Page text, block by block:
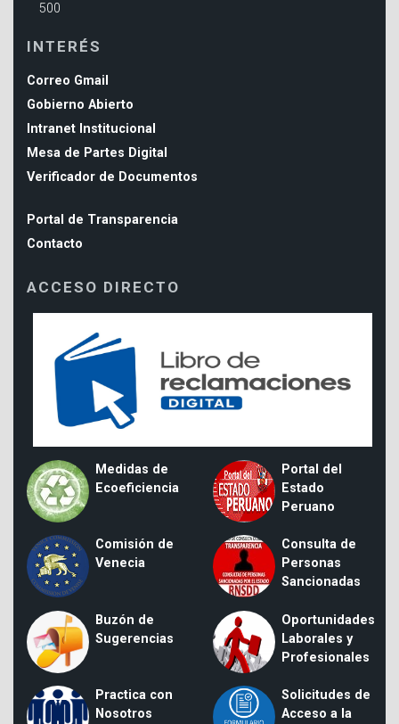
500
INTERÉS
Correo Gmail
Gobierno Abierto
Intranet Institucional
Mesa de Partes Digital
Verificador de Documentos
Portal de Transparencia
Contacto
ACCESO DIRECTO
Medidas de
Ecoeficiencia
Portal del
Estado
Peruano
Comisión de
Venecia
Consulta de
Personas
Sancionadas
Buzón de
Sugerencias
Oportunidades
Laborales y
Profesionales
Practica con
Nosotros
Solicitudes de
Acceso a la